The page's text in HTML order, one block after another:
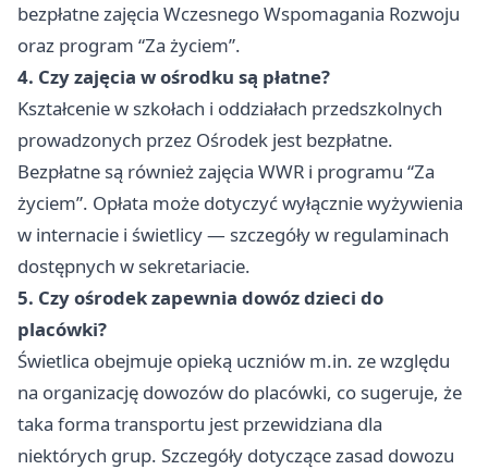
bezpłatne zajęcia Wczesnego Wspomagania Rozwoju
oraz program “Za życiem”.
4. Czy zajęcia w ośrodku są płatne?
Kształcenie w szkołach i oddziałach przedszkolnych
prowadzonych przez Ośrodek jest bezpłatne.
Bezpłatne są również zajęcia WWR i programu “Za
życiem”. Opłata może dotyczyć wyłącznie wyżywienia
w internacie i świetlicy — szczegóły w regulaminach
dostępnych w sekretariacie.
5. Czy ośrodek zapewnia dowóz dzieci do
placówki?
Świetlica obejmuje opieką uczniów m.in. ze względu
na organizację dowozów do placówki, co sugeruje, że
taka forma transportu jest przewidziana dla
niektórych grup. Szczegóły dotyczące zasad dowozu